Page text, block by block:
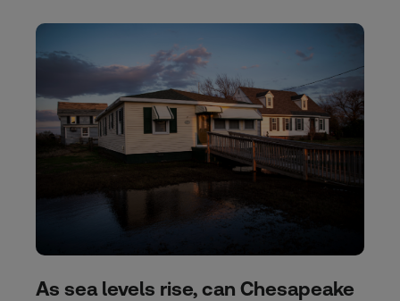
As sea levels rise, can Chesapeake